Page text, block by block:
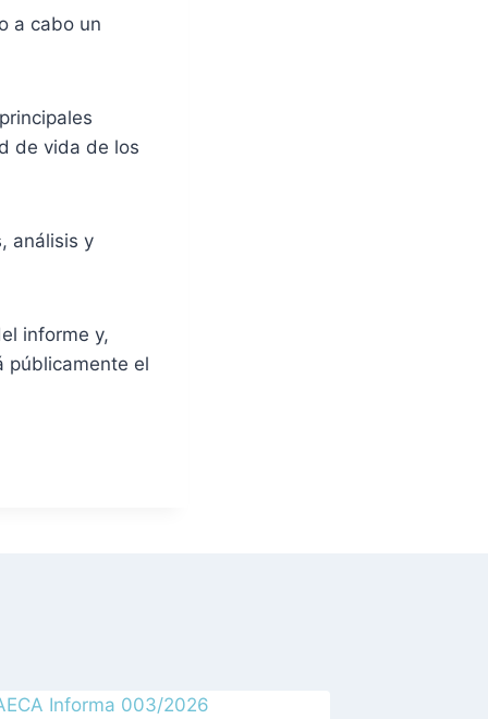
a cabo un
de vida de los
análisis y
informe y,
públicamente el